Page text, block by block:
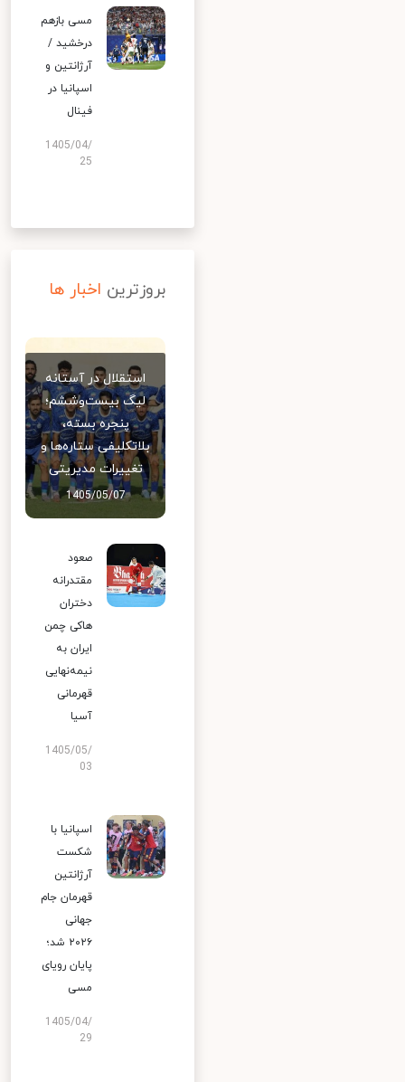
مسی بازهم
درخشید /
آرژانتین و
اسپانیا در
فینال
1405/04/
25
بروزترین اخبار ها
استقلال در آستانه
لیگ بیست‌وششم؛
پنجره بسته،
بلاتکلیفی ستاره‌ها و
تغییرات مدیریتی
1405/05/07
صعود
مقتدرانه
دختران
هاکی چمن
ایران به
نیمه‌نهایی
قهرمانی
آسیا
1405/05/
03
اسپانیا با
شکست
آرژانتین
قهرمان جام
جهانی
۲۰۲۶ شد؛
پایان رویای
مسی
1405/04/
29